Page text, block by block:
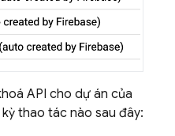
API cho dự án của
thao tác nào sau đây: